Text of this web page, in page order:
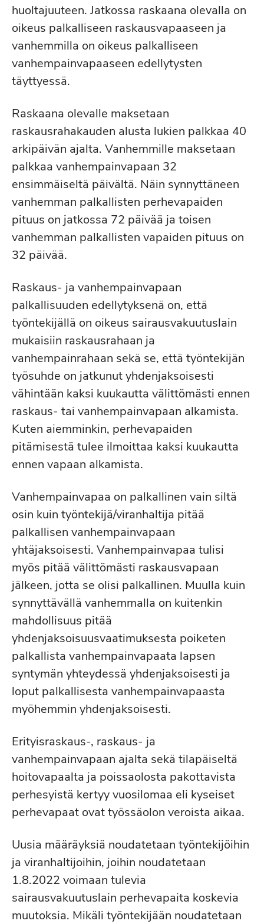
huoltajuuteen. Jatkossa raskaana olevalla on
oikeus palkalliseen raskausvapaaseen ja
vanhemmilla on oikeus palkalliseen
vanhempainvapaaseen edellytysten
täyttyessä.
Raskaana olevalle maksetaan
raskausrahakauden alusta lukien palkkaa 40
arkipäivän ajalta. Vanhemmille maksetaan
palkkaa vanhempainvapaan 32
ensimmäiseltä päivältä. Näin synnyttäneen
vanhemman palkallisten perhevapaiden
pituus on jatkossa 72 päivää ja toisen
vanhemman palkallisten vapaiden pituus on
32 päivää.
Raskaus- ja vanhempainvapaan
palkallisuuden edellytyksenä on, että
työntekijällä on oikeus sairausvakuutuslain
mukaisiin raskausrahaan ja
vanhempainrahaan sekä se, että työntekijän
työsuhde on jatkunut yhdenjaksoisesti
vähintään kaksi kuukautta välittömästi ennen
raskaus- tai vanhempainvapaan alkamista.
Kuten aiemminkin, perhevapaiden
pitämisestä tulee ilmoittaa kaksi kuukautta
ennen vapaan alkamista.
Vanhempainvapaa on palkallinen vain siltä
osin kuin työntekijä/viranhaltija pitää
palkallisen vanhempainvapaan
yhtäjaksoisesti. Vanhempainvapaa tulisi
myös pitää välittömästi raskausvapaan
jälkeen, jotta se olisi palkallinen. Muulla kuin
synnyttävällä vanhemmalla on kuitenkin
mahdollisuus pitää
yhdenjaksoisuusvaatimuksesta poiketen
palkallista vanhempainvapaata lapsen
syntymän yhteydessä yhdenjaksoisesti ja
loput palkallisesta vanhempainvapaasta
myöhemmin yhdenjaksoisesti.
Erityisraskaus-, raskaus- ja
vanhempainvapaan ajalta sekä tilapäiseltä
hoitovapaalta ja poissaolosta pakottavista
perhesyistä kertyy vuosilomaa eli kyseiset
perhevapaat ovat työssäolon veroista aikaa.
Uusia määräyksiä noudatetaan työntekijöihin
ja viranhaltijoihin, joihin noudatetaan
1.8.2022 voimaan tulevia
sairausvakuutuslain perhevapaita koskevia
muutoksia. Mikäli työntekijään noudatetaan